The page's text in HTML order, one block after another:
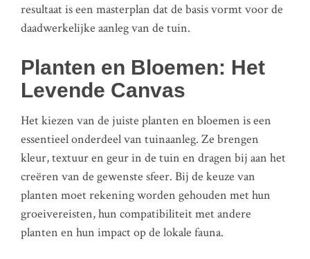
resultaat is een masterplan dat de basis vormt voor de
daadwerkelijke aanleg van de tuin.
Planten en Bloemen: Het
Levende Canvas
Het kiezen van de juiste planten en bloemen is een
essentieel onderdeel van tuinaanleg. Ze brengen
kleur, textuur en geur in de tuin en dragen bij aan het
creëren van de gewenste sfeer. Bij de keuze van
planten moet rekening worden gehouden met hun
groeivereisten, hun compatibiliteit met andere
planten en hun impact op de lokale fauna.